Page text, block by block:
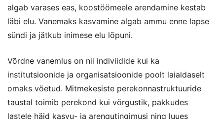
algab varases eas, koostöömeele arendamine kestab
läbi elu. Vanemaks kasvamine algab ammu enne lapse
sündi ja jätkub inimese elu lõpuni.
Võrdne vanemlus on nii indiviidide kui ka
institutsioonide ja organisatsioonide poolt laialdaselt
omaks võetud. Mitmekesiste perekonnastruktuuride
taustal toimib perekond kui võrgustik, pakkudes
lastele häid kasvu- ja arengutingimusi ning luues